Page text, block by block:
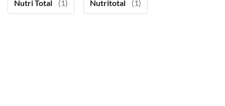
Nutri Total (1) Nutritotal (1)